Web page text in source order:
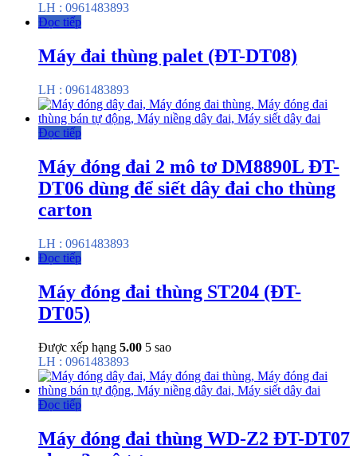
LH : 0961483893
Đọc tiếp
Máy đai thùng palet (ĐT-DT08)
LH : 0961483893
Đọc tiếp
Máy đóng đai 2 mô tơ DM8890L ĐT-
DT06 dùng để siết dây đai cho thùng
carton
LH : 0961483893
Đọc tiếp
Máy đóng đai thùng ST204 (ĐT-
DT05)
Được xếp hạng 5.00 5 sao
LH : 0961483893
Đọc tiếp
Máy đóng đai thùng WD-Z2 ĐT-DT07